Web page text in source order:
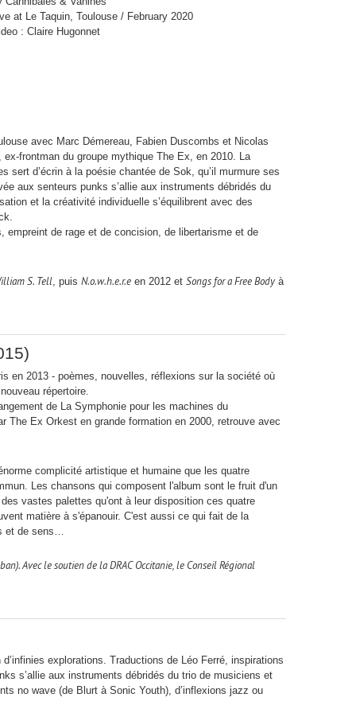
at Le Taquin, Toulouse / February 2020
: Claire Hugonnet
avec Marc Démereau, Fabien Duscombs et Nicolas
frontman du groupe mythique The Ex, en 2010. La
sert d’écrin à la poésie chantée de Sok, qu’il murmure ses
aux senteurs punks s’allie aux instruments débridés du
et la créativité individuelle s’équilibrent avec des
empreint de rage et de concision, de libertarisme et de
S. Tell, puisN.o.w.h.e.r.e en 2012 etSongs for a Free Bodyà
en 2013 - poèmes, nouvelles, réflexions sur la société où
répertoire.
de La Symphonie pour les machines du
The Ex Orkest en grande formation en 2000, retrouve avec
complicité artistique et humaine que les quatre
Les chansons qui composent l'album sont le fruit d'un
vastes palettes qu'ont à leur disposition ces quatre
matière à s'épanouir. C'est aussi ce qui fait de la
et de sens…
Avec le soutien de la DRAC Occitanie, le Conseil Régional
explorations. Traductions de Léo Ferré, inspirations
s’allie aux instruments débridés du trio de musiciens et
no wave (de Blurt à Sonic Youth), d’inflexions jazz ou